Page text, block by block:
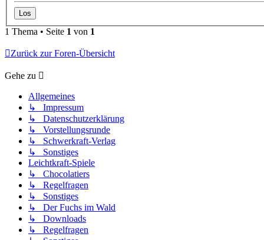
1 Thema • Seite 1 von 1
Zurück zur Foren-Übersicht
Gehe zu
Allgemeines
↳ Impressum
↳ Datenschutzerklärung
↳ Vorstellungsrunde
↳ Schwerkraft-Verlag
↳ Sonstiges
Leichtkraft-Spiele
↳ Chocolatiers
↳ Regelfragen
↳ Sonstiges
↳ Der Fuchs im Wald
↳ Downloads
↳ Regelfragen